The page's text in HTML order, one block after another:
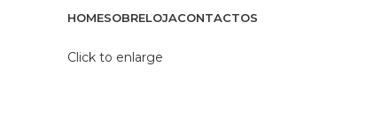
HOMESOBRELOJACONTACTOS
Click to enlarge